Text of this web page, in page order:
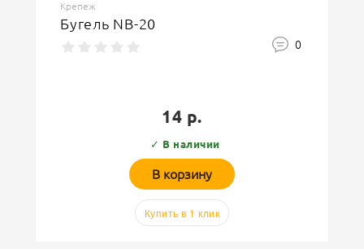
Крепеж
Бугель NB-20
0
14 р.
✓ В наличии
В корзину
Купить в 1 клик